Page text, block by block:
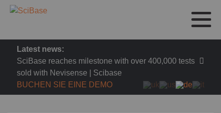
Latest news:
SciBase reaches milestone with over 400,000 tests
sold with Nevisense | Scibase
BUCHEN SIE EINE DEMO